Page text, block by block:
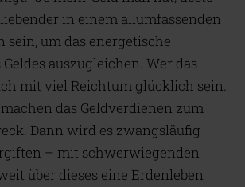
in einem allumfassenden
sein, um das energetische
auszugleichen. Wer das
mit viel Reichtum glücklich sein.
das Geldverdienen zum
Dann wird es zwangsläufig
– mit schwerwiegenden
über dieses eine Erdenleben